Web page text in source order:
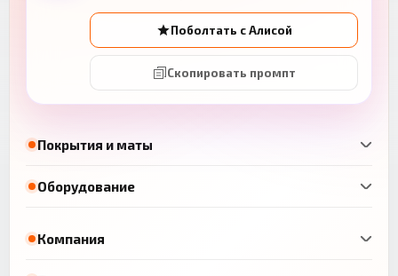
Покрытия и маты
Оборудование
Поболтать с Алисой
Скопировать промпт
Компания